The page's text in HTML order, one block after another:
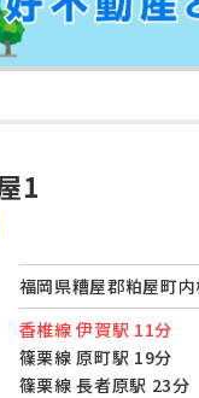
1
福岡県糟屋郡粕屋町
香椎線 伊賀駅 11分
篠栗線 原町駅 19分
篠栗線 長者原駅 23分